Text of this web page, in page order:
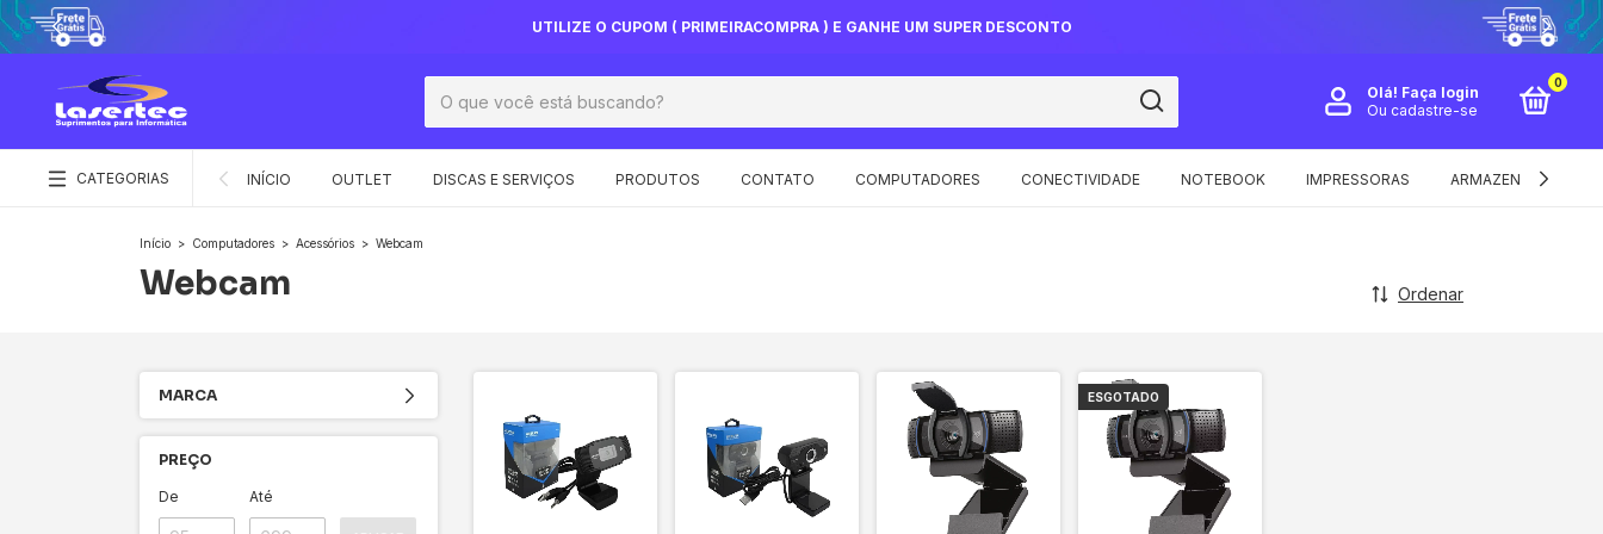
UTILIZE O CUPOM ( PRIMEIRACOMPRA ) E GANHE UM SUPER DESCONTO
Olá! Faça login
Ou cadastre-se
0
CATEGORIAS INÍCIO OUTLET DISCAS E SERVIÇOS PRODUTOS CONTATO COMPUTADORES CONECTIVIDADE NOTEBOOK IMPRESSORAS ARMAZENAMENTO E
Início > Computadores > Acessórios > Webcam
Webcam Ordenar
MARCA
PREÇO
De Até
ESGOTADO